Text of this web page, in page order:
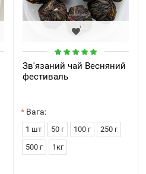
Зв'язаний чай Весняний
фестиваль
Вага:
1 шт 50 г 100 г
250 г
500 г
1кг